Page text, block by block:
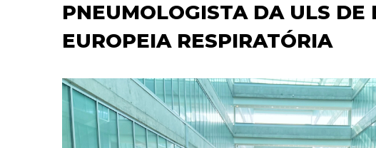
PNEUMOLOGISTA DA ULS
EUROPEIA RESPIRATÓRIA